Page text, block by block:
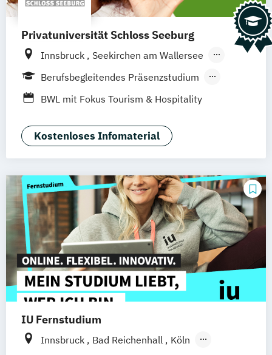
Privatuniversität Schloss Seeburg
Innsbruck
Seekirchen am Wallersee
Wien Graz Linz Südtirol online
Berufsbegleitendes Präsenzstudium
Duales Studium
Vollzeit
BWL mit Fokus Tourism & Hospitality
Kostenloses Infomaterial
IU Fernstudium
Innsbruck Bad Reichenhall
Köln